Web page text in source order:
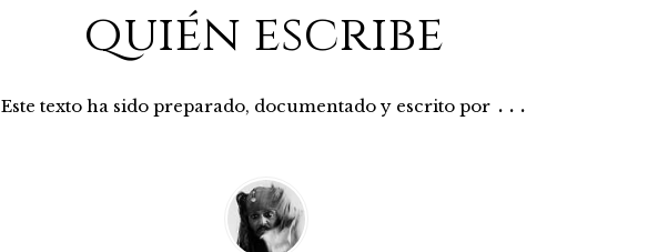
quién escribe
Este texto ha sido preparado, documentado y escrito por ...